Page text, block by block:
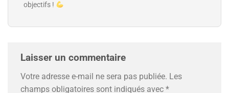
objectifs !
Laisser un commentaire
Votre adresse e-mail ne sera pas publiée. Les
champs obligatoires sont indiqués avec *